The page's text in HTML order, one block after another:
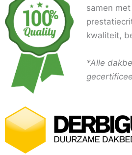
samen
kwaliteit,
*Alle